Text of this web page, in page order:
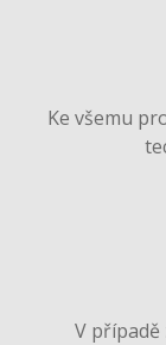
Ke všemu
V